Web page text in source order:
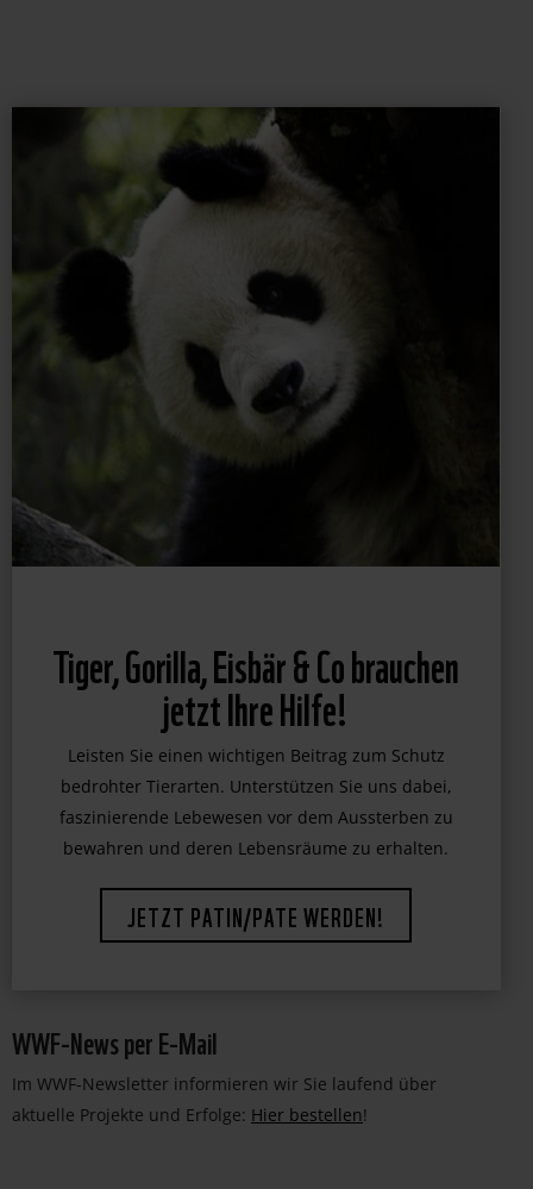
Tiger, Gorilla, Eisbär & Co brauchen
jetzt Ihre Hilfe!
Leisten Sie einen wichtigen Beitrag zum Schutz
bedrohter Tierarten. Unterstützen Sie uns dabei,
faszinierende Lebewesen vor dem Aussterben zu
bewahren und deren Lebensräume zu erhalten.
JETZT PATIN/PATE WERDEN!
WWF-News per E-Mail
Im WWF-Newsletter informieren wir Sie laufend über
aktuelle Projekte und Erfolge: Hier bestellen!